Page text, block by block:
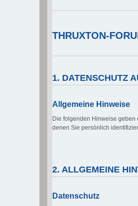
THRUXTON-
1. DATENSCHUTZ
Allgemeine Hinweise
Die folgenden Hinweise geben
denen Sie persönlich
2. ALLGEMEINE
Datenschutz